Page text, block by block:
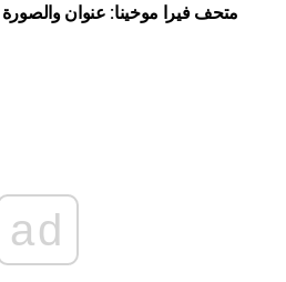
متحف فيرا موخينا: عنوان
ad